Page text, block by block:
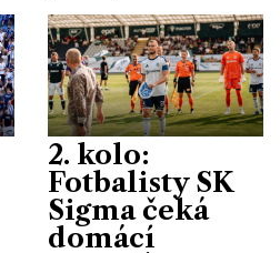
2. kolo:
Fotbalisty SK
Sigma čeká
domácí